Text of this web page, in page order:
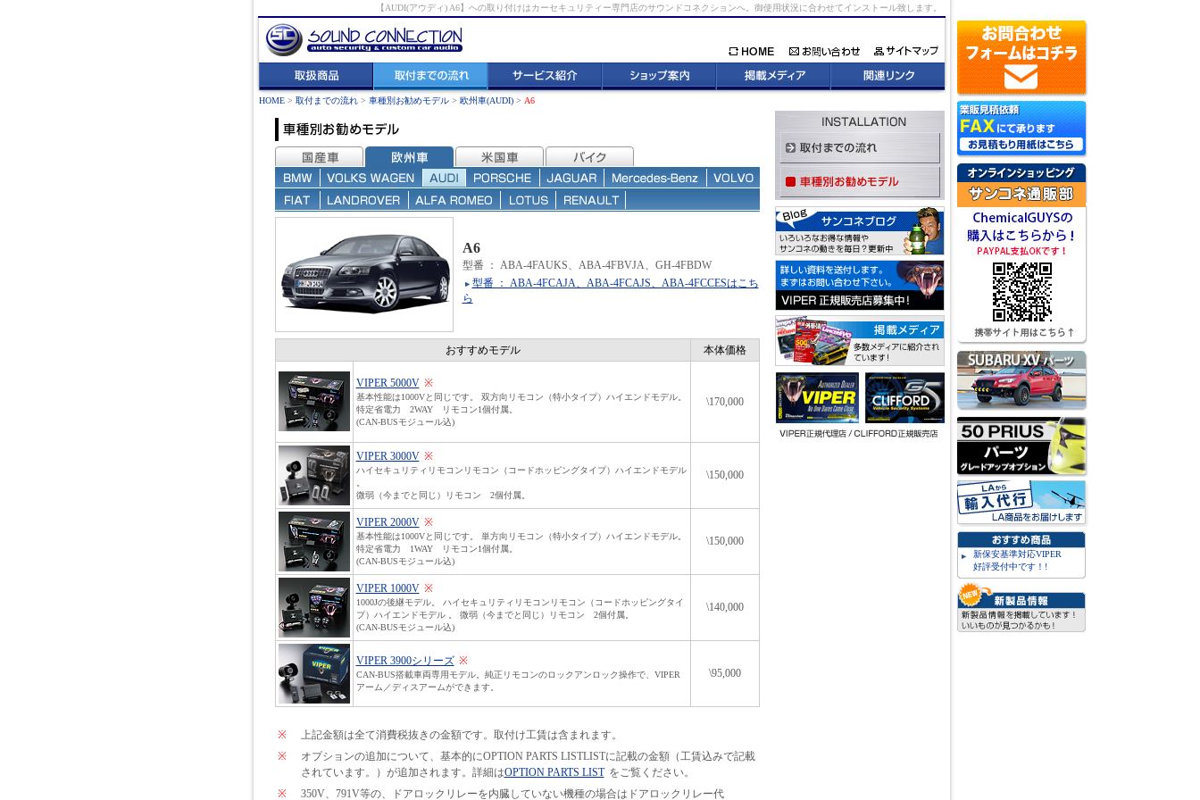
【AUDI(アウディ) A6】への取り付けはカーセキュリティー専門店のサウンドコネクションへ。御使用状況に合わせてインストール致します。
HOME > 取付までの流れ > 車種別お勧めモデル > 欧州車(AUDI) > A6
A6
型番 ： ABA-4FAUKS、ABA-4FBVJA、GH-4FBDW
型番 ： ABA-4FCAJA、ABA-4FCAJS、ABA-4FCCESはこち
ら
おすすめモデル 本体価格
VIPER 5000V ※
基本性能は1000Vと同じです。 双方向リモコン（特小タイプ）ハイエンドモデル。
特定省電力 2WAY リモコン1個付属。
(CAN-BUSモジュール込)
\170,000
VIPER 3000V ※
ハイセキュリティリモコンリモコン（コードホッピングタイプ）ハイエンドモデル
微弱（今までと同じ）リモコン 2個付属。
\150,000
VIPER 2000V ※
基本性能は1000Vと同じです。 単方向リモコン（特小タイプ）ハイエンドモデル。
特定省電力 1WAY リモコン1個付属。
(CAN-BUSモジュール込)
\150,000
VIPER 1000V ※
1000Jの後継モデル。 ハイセキュリティリモコンリモコン（コードホッピングタイ
プ）ハイエンドモデル 。 微弱（今までと同じ）リモコン 2個付属。
(CAN-BUSモジュール込)
\140,000
VIPER 3900シリーズ ※
CAN-BUS搭載車両専用モデル。純正リモコンのロックアンロック操作で、VIPER
アーム／ディスアームができます。
\95,000
※
上記金額は全て消費税抜きの金額です。取付け工賃は含まれます。
※
オプションの追加について、基本的にOPTION PARTS LISTLISTに記載の金額（工賃込みで記載
されています。）が追加されます。詳細はOPTION PARTS LIST をご覧ください。
※
350V、791V等の、ドアロックリレーを内臓していない機種の場合はドアロックリレー代
新保安基準対応VIPER
好評受付中です！!